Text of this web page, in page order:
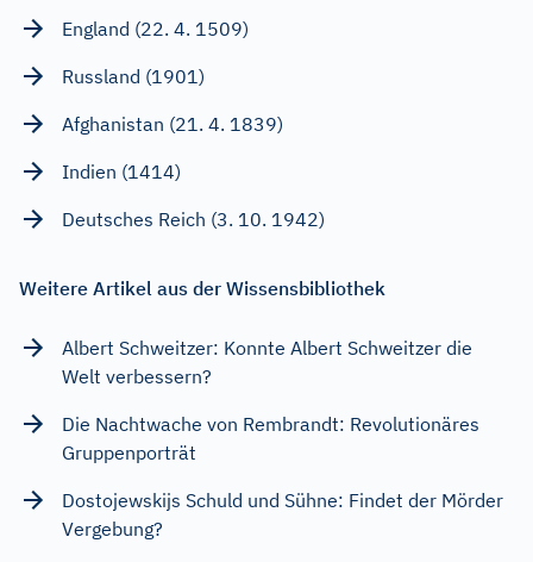
England (22. 4. 1509)
Russland (1901)
Afghanistan (21. 4. 1839)
Indien (1414)
Deutsches Reich (3. 10. 1942)
Weitere Artikel aus der Wissensbibliothek
Albert Schweitzer: Konnte Albert Schweitzer die
Welt verbessern?
Die Nachtwache von Rembrandt: Revolutionäres
Gruppenporträt
Dostojewskijs Schuld und Sühne: Findet der Mörder
Vergebung?